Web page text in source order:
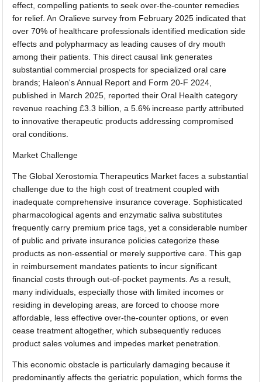
effect, compelling patients to seek over-the-counter remedies
for relief. An Oralieve survey from February 2025 indicated that
over 70% of healthcare professionals identified medication side
effects and polypharmacy as leading causes of dry mouth
among their patients. This direct causal link generates
substantial commercial prospects for specialized oral care
brands; Haleon's Annual Report and Form 20-F 2024,
published in March 2025, reported their Oral Health category
revenue reaching £3.3 billion, a 5.6% increase partly attributed
to innovative therapeutic products addressing compromised
oral conditions.
Market Challenge
The Global Xerostomia Therapeutics Market faces a substantial
challenge due to the high cost of treatment coupled with
inadequate comprehensive insurance coverage. Sophisticated
pharmacological agents and enzymatic saliva substitutes
frequently carry premium price tags, yet a considerable number
of public and private insurance policies categorize these
products as non-essential or merely supportive care. This gap
in reimbursement mandates patients to incur significant
financial costs through out-of-pocket payments. As a result,
many individuals, especially those with limited incomes or
residing in developing areas, are forced to choose more
affordable, less effective over-the-counter options, or even
cease treatment altogether, which subsequently reduces
product sales volumes and impedes market penetration.
This economic obstacle is particularly damaging because it
predominantly affects the geriatric population, which forms the